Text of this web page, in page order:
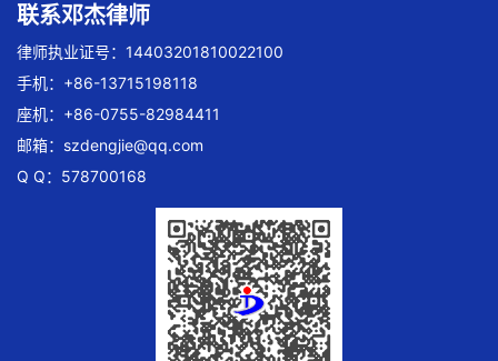
联系邓杰律师
律师执业证号：14403201810022100
手机：+86-13715198118
座机：+86-0755-82984411
邮箱： szdengjie@qq.com
Q Q：578700168